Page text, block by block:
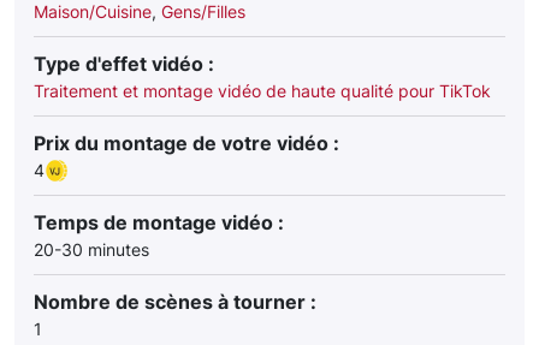
Maison/Cuisine, Gens/Filles
Type d'effet vidéo :
Traitement et montage vidéo de haute qualité pour TikTok
Prix du montage de votre vidéo :
4
Temps de montage vidéo :
20-30 minutes
Nombre de scènes à tourner :
1